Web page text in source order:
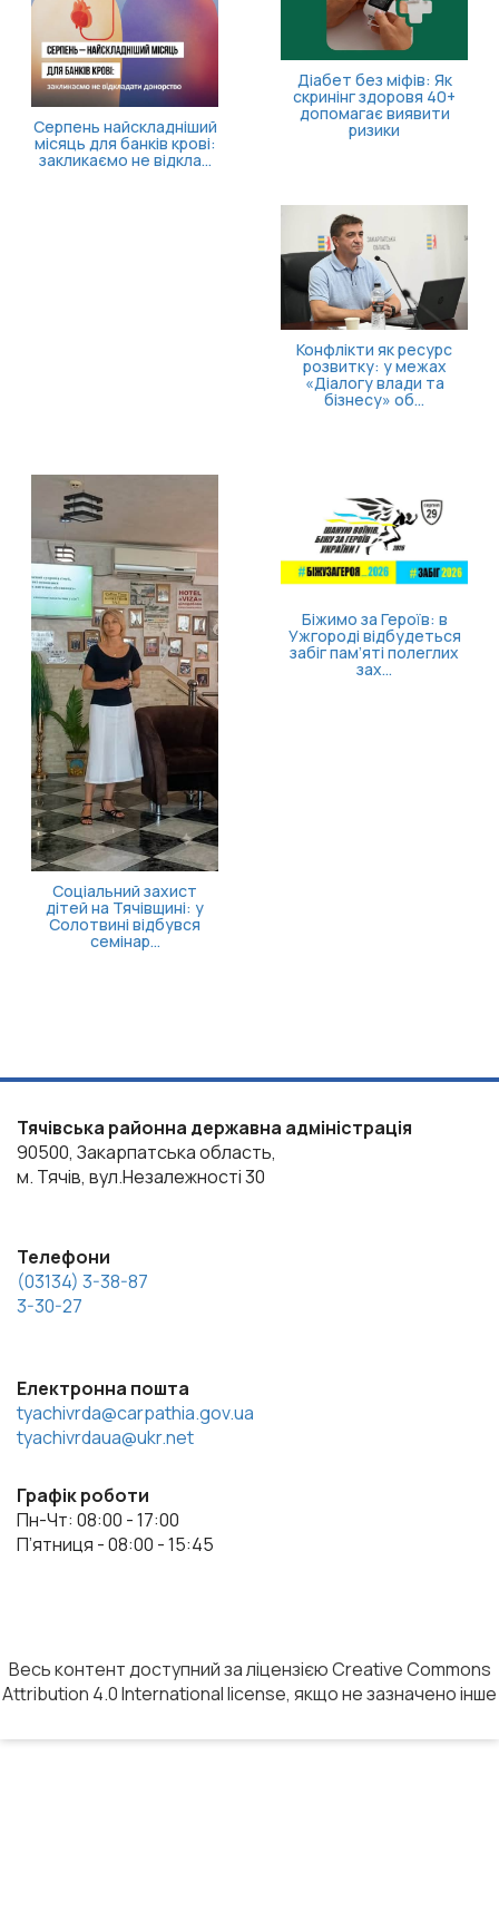
Серпень найскладніший
місяць для банків крові:
закликаємо не відкла...
Діабет без міфів: Як
скринінг здоровя 40+
допомагає виявити
ризики
Конфлікти як ресурс
розвитку: у межах
«Діалогу влади та
бізнесу» об...
Соціальний захист
дітей на Тячівщині: у
Солотвині відбувся
семінар...
Біжимо за Героїв: в
Ужгороді відбудеться
забіг пам’яті полеглих
зах...
Тячівська районна державна адміністрація
90500, Закарпатська область,
м. Тячів, вул.Незалежності 30
Телефони
(03134) 3-38-87
3-30-27
Електронна пошта
tyachivrda@carpathia.gov.ua
tyachivrdaua@ukr.net
Графік роботи
Пн-Чт: 08:00 - 17:00
П’ятниця - 08:00 - 15:45
Весь контент доступний за ліцензією Creative Commons
Attribution 4.0 International license, якщо не зазначено інше